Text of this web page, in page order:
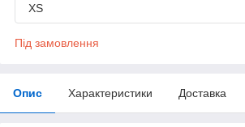
XS
Під замовлення
Опис Характеристики Доставка